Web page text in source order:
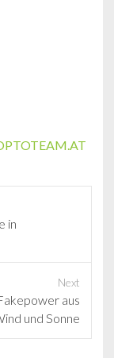
in
Next
aus
und Sonne